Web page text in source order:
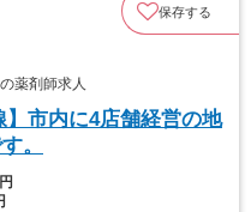
保存する
薬剤師求人
】市内に4店舗経営の地
。